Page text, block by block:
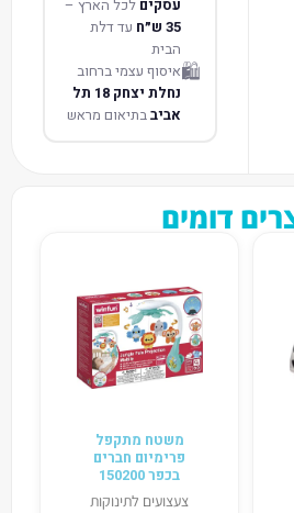
עסקים לכל הארץ –
35 ש״ח
עד דלת
הבית
🛍️איסוף עצמי ברחוב
נחלת יצחק 18 תל
אביבבתיאום מראש
דומים
משטח מתקפל
פרימיום חברים
בכפר 150200
צעצועים לתינוקות